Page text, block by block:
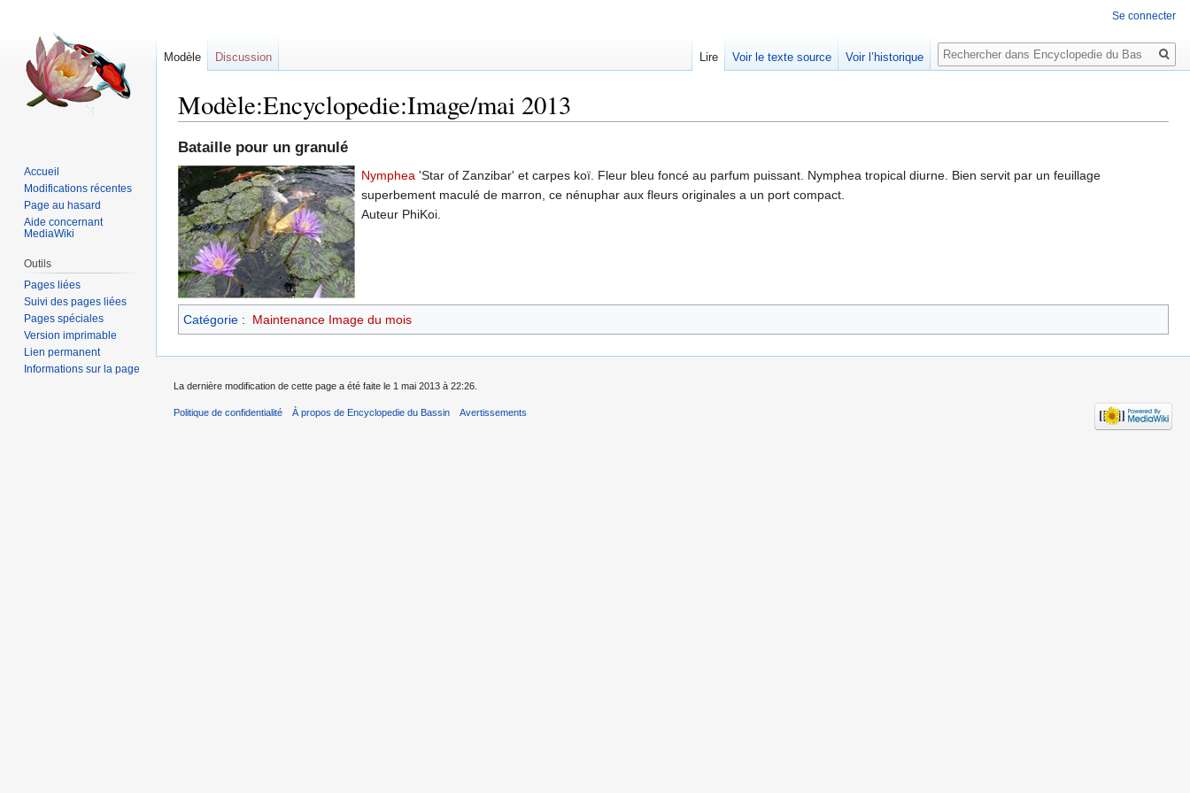
Modèle:Encyclopedie:Image/mai 2013
Sauter
à
la
navigation
Sauter
à
la
recherche
Bataille pour un granulé
Nymphea 'Star of Zanzibar' et carpes koï. Fleur bleu foncé au parfum puissant. Nymphea tropical diurne. Bien servit par un feuillage
superbement maculé de marron, ce nénuphar aux fleurs originales a un port compact.
Auteur PhiKoi.
Catégorie : Maintenance Image du mois
Se connecter
Modèle Discussion Lire Voir le texte source Voir l’historique
Rechercher
Accueil
Modifications récentes
Page au hasard
Aide concernant
MediaWiki
Outils
Pages liées
Suivi des pages liées
Pages spéciales
Version imprimable
Lien permanent
Informations sur la page
La dernière modification de cette page a été faite le 1 mai 2013 à 22:26.
Politique de confidentialité À propos de Encyclopedie du Bassin Avertissements